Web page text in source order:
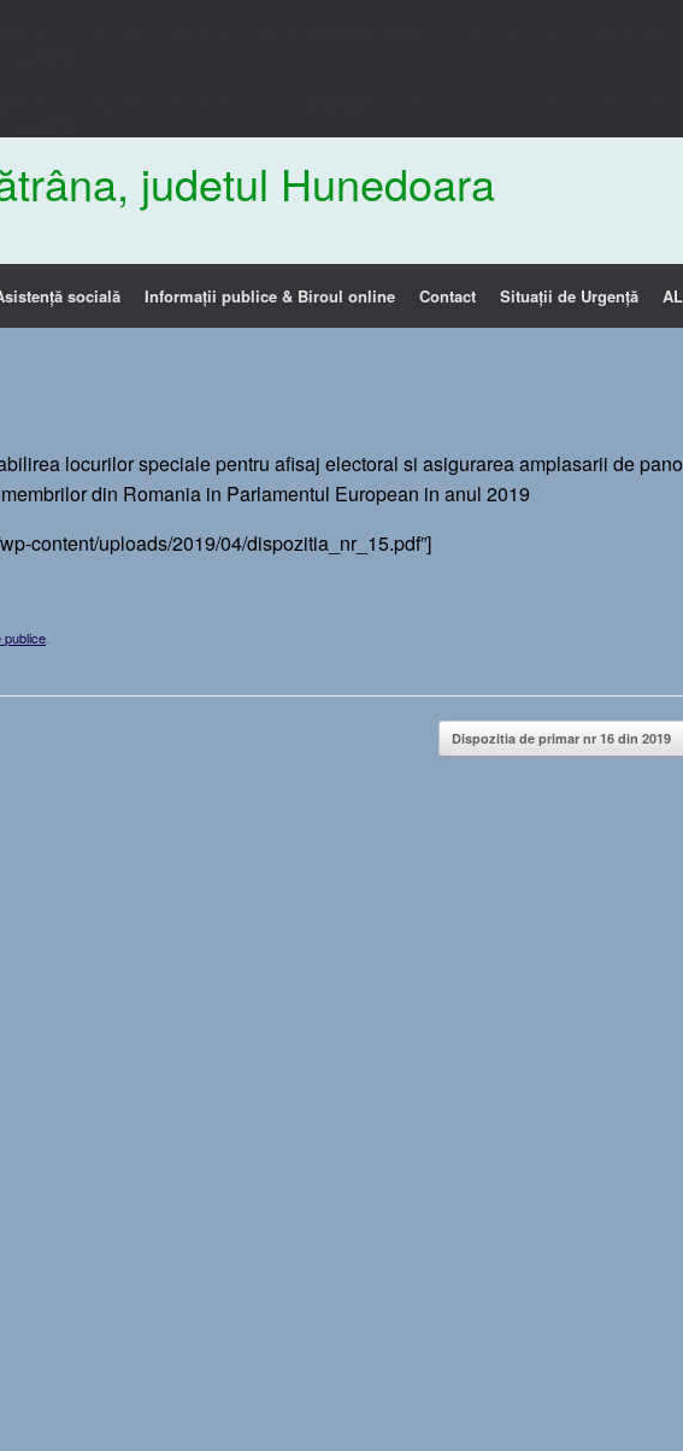
judetul Hunedoara
socială Informații publice & Biroul online Contact Situații de Urgență
locurilor speciale pentru afisaj electoral si asigurarea amplasarii de
din Romania in Parlamentul European in anul 2019
content/uploads/2019/04/dispozitia_nr_15.pdf”]
publice
Dispozitia de primar nr 16 din 2019